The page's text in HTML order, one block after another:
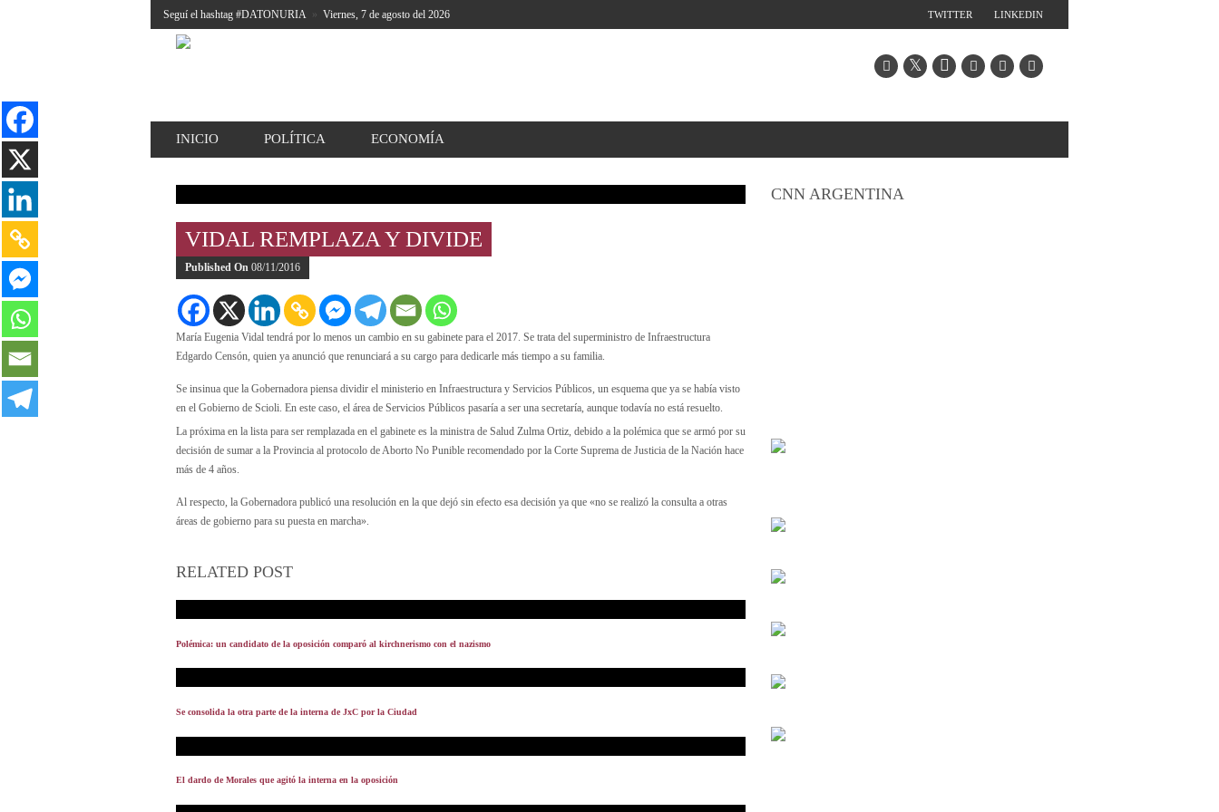
Seguí el hashtag #DATONURIA » Viernes, 7 de agosto del 2026 LINKEDIN
TWITTER
INICIO POLÍTICA ECONOMÍA
VIDAL REMPLAZA Y DIVIDE
Published On 08/11/2016
María Eugenia Vidal tendrá por lo menos un cambio en su gabinete para el 2017. Se trata del superministro de Infraestructura
Edgardo Censón, quien ya anunció que renunciará a su cargo para dedicarle más tiempo a su familia.
Se insinua que la Gobernadora piensa dividir el ministerio en Infraestructura y Servicios Públicos, un esquema que ya se había visto
en el Gobierno de Scioli. En este caso, el área de Servicios Públicos pasaría a ser una secretaría, aunque todavía no está resuelto.
La próxima en la lista para ser remplazada en el gabinete es la ministra de Salud Zulma Ortiz, debido a la polémica que se armó por su
decisión de sumar a la Provincia al protocolo de Aborto No Punible recomendado por la Corte Suprema de Justicia de la Nación hace
más de 4 años.
Al respecto, la Gobernadora publicó una resolución en la que dejó sin efecto esa decisión ya que «no se realizó la consulta a otras
áreas de gobierno para su puesta en marcha».
RELATED POST
Polémica: un candidato de la oposición comparó al kirchnerismo con el nazismo
Se consolida la otra parte de la interna de JxC por la Ciudad
El dardo de Morales que agitó la interna en la oposición
CNN ARGENTINA